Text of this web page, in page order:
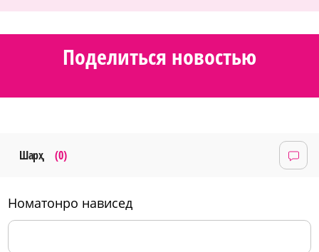
Поделиться новостью
Шарҳ (0)
номатонро нависед